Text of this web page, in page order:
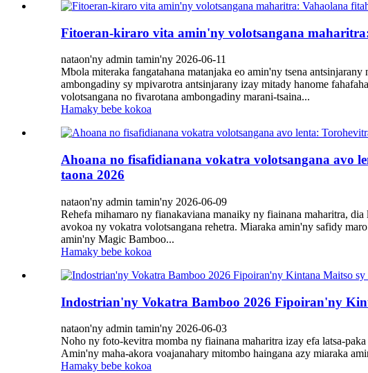
Fitoeran-kiraro vita amin'ny volotsangana
nataon'ny admin tamin'ny 2026-06-11
Mbola miteraka fangatahana matanjaka eo amin'ny tsena
ambongadiny sy mpivarotra antsinjarany izay mitady hanome
volotsangana no fivarotana ambongadiny marani-tsaina...
Hamaky bebe kokoa
Ahoana no fisafidianana vokatra volotsangana avo
taona 2026
nataon'ny admin tamin'ny 2026-06-09
Rehefa mihamaro ny fianakaviana manaiky ny fiainana maharitra,
avokoa ny vokatra volotsangana rehetra. Miaraka amin'ny safidy
amin'ny Magic Bamboo...
Hamaky bebe kokoa
Indostrian'ny Vokatra Bamboo 2026 Fipoiran'ny
nataon'ny admin tamin'ny 2026-06-03
Noho ny foto-kevitra momba ny fiainana maharitra izay efa latsa-
Amin'ny maha-akora voajanahary mitombo haingana azy miaraka
Hamaky bebe kokoa